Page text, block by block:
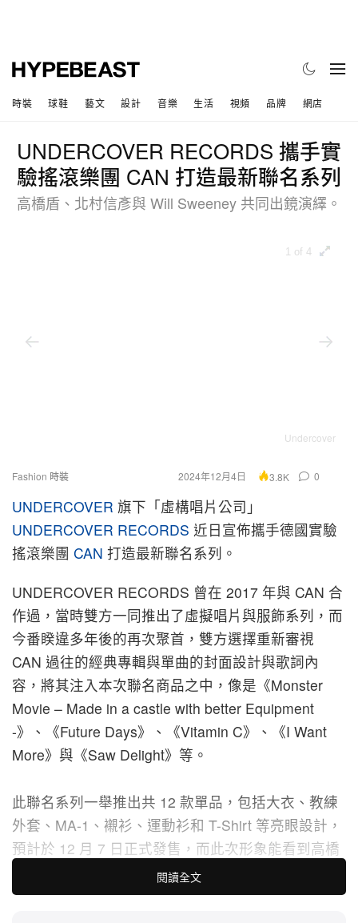
時裝 球鞋 藝文 設計 音樂 生活 視頻 品牌 網店
UNDERCOVER RECORDS 攜手實
驗搖滾樂團 CAN 打造最新聯名系列
高橋盾、北村信彥與 Will Sweeney 共同出鏡演繹。
1 of 4
Undercover
Fashion 時裝 2024年12月4日 3.8K 0
UNDERCOVER 旗下「虛構唱片公司」
UNDERCOVER RECORDS 近日宣佈攜手德國實驗
搖滾樂團 CAN 打造最新聯名系列。
UNDERCOVER RECORDS 曾在 2017 年與 CAN 合
作過，當時雙方一同推出了虛擬唱片與服飾系列，而
今番睽違多年後的再次聚首，雙方選擇重新審視
CAN 過往的經典專輯與單曲的封面設計與歌詞內
容，將其注入本次聯名商品之中，像是《Monster
Movie – Made in a castle with better Equipment
-》、《Future Days》、《Vitamin C》、《I Want
More》與《Saw Delight》等。
此聯名系列一舉推出共 12 款單品，包括大衣、教練
外套、MA-1、襯衫、運動衫和 T-Shirt 等亮眼設計，
預計於 12 月 7 日正式發售，而此次形象能看到高橋
盾的本人出鏡，並協同 HYSTERIC GLAMOUR 創辦
人北村信彥與平面藝術家Will Sweeney 共同演繹。
閱讀全文